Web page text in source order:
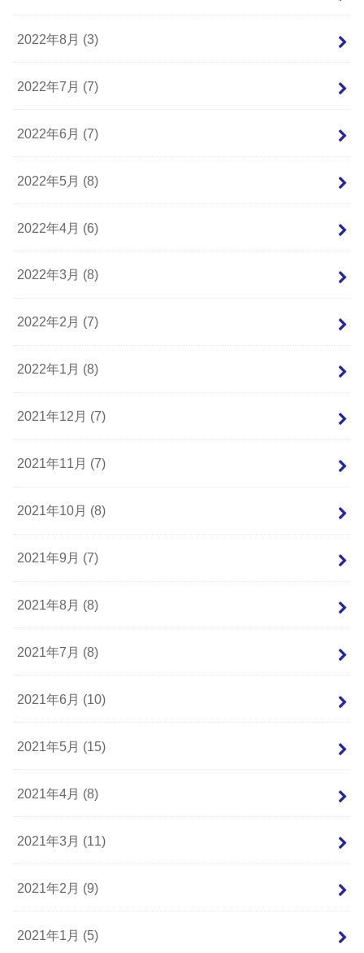
2022年8月 (3)
2022年7月 (7)
2022年6月 (7)
2022年5月 (8)
2022年4月 (6)
2022年3月 (8)
2022年2月 (7)
2022年1月 (8)
2021年12月 (7)
2021年11月 (7)
2021年10月 (8)
2021年9月 (7)
2021年8月 (8)
2021年7月 (8)
2021年6月 (10)
2021年5月 (15)
2021年4月 (8)
2021年3月 (11)
2021年2月 (9)
2021年1月 (5)